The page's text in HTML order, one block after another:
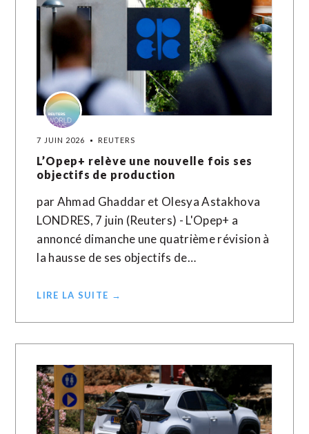
7 JUIN 2026 REUTERS
L’Opep+ relève une nouvelle fois ses
objectifs de production
par Ahmad Ghaddar et Olesya Astakhova
LONDRES, 7 juin (Reuters) - L'Opep+ a
annoncé dimanche une quatrième révision à
la hausse de ses objectifs de…
LIRE LA SUITE →